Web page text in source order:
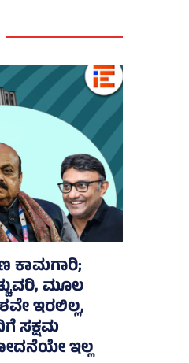
ಕಾಮಗಾರಿ;
ಮೂಲ
ಇರಲಿಲ್ಲ,
ಸಕ್ಷಮ
ಇಲ್ಲ